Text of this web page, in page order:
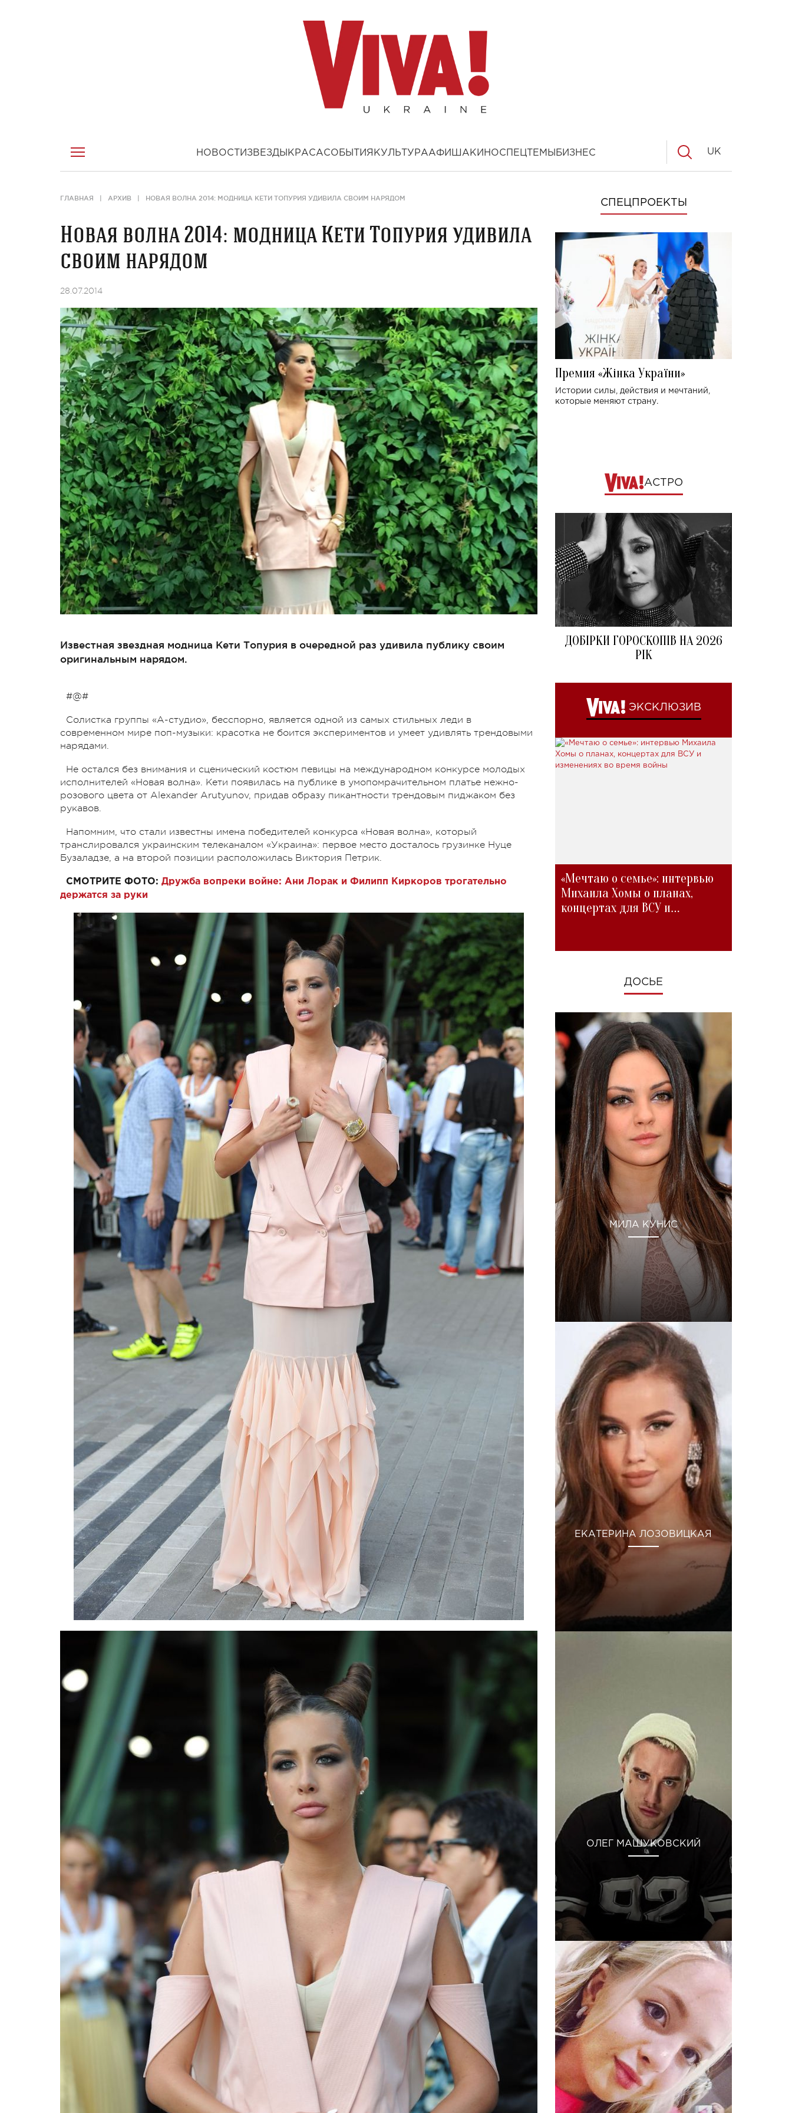
НОВОСТИ ЗВЕЗДЫ КРАСАСОБЫТИЯ КУЛЬТУРААФИША КИНОСПЕЦТЕМЫ БИЗНЕС UK
ГЛАВНАЯ АРХИВ НОВАЯ ВОЛНА 2014: МОДНИЦА КЕТИ ТОПУРИЯ УДИВИЛА СВОИМ НАРЯДОМ
Новая волна 2014: модница Кети Топурия удивила
своим нарядом
28.07.2014
Известная звездная модница Кети Топурия в очередной раз удивила публику своим
оригинальным нарядом.
#@#
Солистка группы «А-студио», бесспорно, является одной из самых стильных леди в
современном мире поп-музыки: красотка не боится экспериментов и умеет удивлять трендовыми
нарядами.
Не остался без внимания и сценический костюм певицы на международном конкурсе молодых
исполнителей «Новая волна». Кети появилась на публике в умопомрачительном платье нежно-
розового цвета от Alexander Arutyunov, придав образу пикантности трендовым пиджаком без
рукавов.
Напомним, что стали известны имена победителей конкурса «Новая волна», который
транслировался украинским телеканалом «Украина»: первое место досталось грузинке Нуце
Бузаладзе, а на второй позиции расположилась Виктория Петрик.
СМОТРИТЕ ФОТО: Дружба вопреки войне: Ани Лорак и Филипп Киркоров трогательно
держатся за руки
СПЕЦПРОЕКТЫ
Премия «Жінка України»
Истории силы, действия и мечтаний,
которые меняют страну.
АСТРО
ДОБІРКИ ГОРОСКОПІВ НА 2026
РІК
ЭКСКЛЮЗИВ
«Мечтаю о семье»: интервью
Михаила Хомы о планах,
концертах для ВСУ и
ДОСЬЕ
МИЛА КУНИС
ЕКАТЕРИНА ЛОЗОВИЦКАЯ
ОЛЕГ МАШУКОВСКИЙ